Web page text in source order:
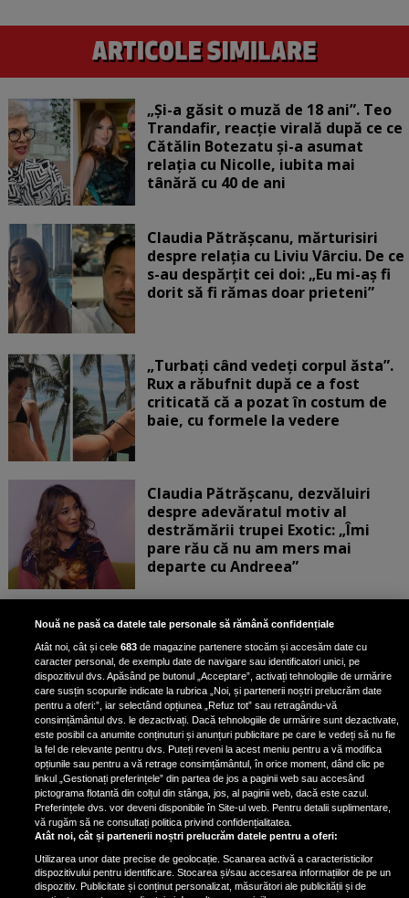
„Și-a găsit o muză de 18 ani”. Teo
Trandafir, reacție virală după ce ce
Cătălin Botezatu și-a asumat
relația cu Nicolle, iubita mai
tânără cu 40 de ani
Claudia Pătrășcanu, mărturisiri
despre relația cu Liviu Vârciu. De ce
s-au despărțit cei doi: „Eu mi-aș fi
dorit să fi rămas doar prieteni”
„Turbați când vedeți corpul ăsta”.
Rux a răbufnit după ce a fost
criticată că a pozat în costum de
baie, cu formele la vedere
Claudia Pătrășcanu, dezvăluiri
despre adevăratul motiv al
destrămării trupei Exotic: „Îmi
pare rău că nu am mers mai
departe cu Andreea”
Scene incredibile! Ilinca Vandici a
pus mâna pe aparatul de
fotografiat al unui paparazzo și i l-
a aruncat la gunoi: „S-a dus la
poliție. Nu mai aveam aer”
Oana Moșneagu, mărturisiri
despre începutul relației cu Vlad
Gherman: „Eu am fost îngrozită de
aceasta posibilă relație”
Nouă ne pasă ca datele tale personale să rămână confidențiale
Atât noi, cât și cele683 de magazine partenere stocăm și accesăm date cu
caracter personal, de exemplu date de navigare sau identificatori unici, pe
dispozitivul dvs. Apăsând pe butonul „Acceptare”, activați tehnologiile de urmărire
care susțin scopurile indicate la rubrica „Noi, și partenerii noștri prelucrăm date
pentru a oferi:”, iar selectând opțiunea „Refuz tot” sau retragându-vă
consimțământul dvs. le dezactivați. Dacă tehnologiile de urmărire sunt dezactivate,
este posibil ca anumite conținuturi și anunțuri publicitare pe care le vedeți să nu fie
la fel de relevante pentru dvs. Puteți reveni la acest meniu pentru a vă modifica
opțiunile sau pentru a vă retrage consimțământul, în orice moment, dând clic pe
linkul „Gestionați preferințele” din partea de jos a paginii web sau accesând
pictograma flotantă din colțul din stânga, jos, al paginii web, dacă este cazul.
Preferințele dvs. vor deveni disponibile în Site-ul web. Pentru detalii suplimentare,
vă rugăm să ne consultați politica privind confidențialitatea.
Atât noi, cât și partenerii noștri prelucrăm datele pentru a oferi:
Utilizarea unor date precise de geolocație. Scanarea activă a caracteristicilor
dispozitivului pentru identificare. Stocarea și/sau accesarea informațiilor de pe un
dispozitiv. Publicitate și conținut personalizat, măsurători ale publicității și de